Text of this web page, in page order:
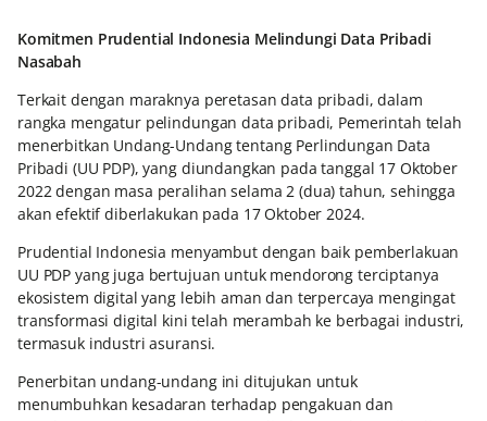
Komitmen Prudential Indonesia Melindungi Data Pribadi
Nasabah
Terkait dengan maraknya peretasan data pribadi, dalam
rangka mengatur pelindungan data pribadi, Pemerintah telah
menerbitkan Undang-Undang tentang Perlindungan Data
Pribadi (UU PDP), yang diundangkan pada tanggal 17 Oktober
2022 dengan masa peralihan selama 2 (dua) tahun, sehingga
akan efektif diberlakukan pada 17 Oktober 2024.
Prudential Indonesia menyambut dengan baik pemberlakuan
UU PDP yang juga bertujuan untuk mendorong terciptanya
ekosistem digital yang lebih aman dan terpercaya mengingat
transformasi digital kini telah merambah ke berbagai industri,
termasuk industri asuransi.
Penerbitan undang-undang ini ditujukan untuk
menumbuhkan kesadaran terhadap pengakuan dan